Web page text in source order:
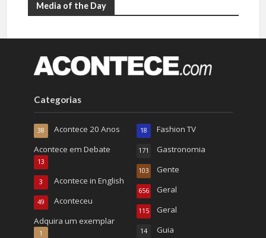
Media of the Day
Categorias
Acontece 20 Anos
38
Acontece em Debate
13
Acontece in English
3
Aconteceu
49
Adquira um exemplar
1
Fashion TV
18
Gastronomia
171
Gente
103
Geral
656
Geral
115
Guia
14